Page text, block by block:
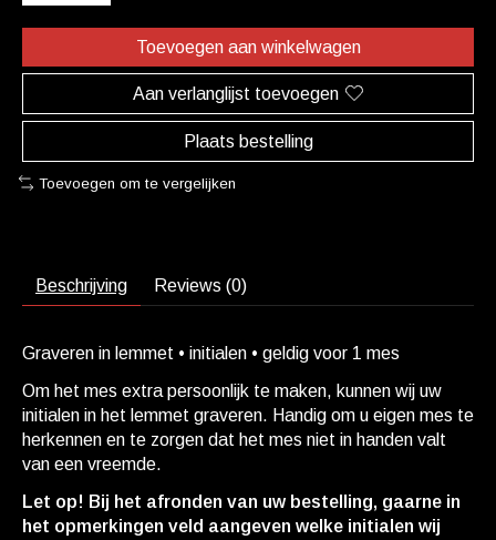
Toevoegen aan winkelwagen
Aan verlanglijst toevoegen
Plaats bestelling
Toevoegen om te vergelijken
Beschrijving Reviews (0)
Graveren in lemmet • initialen • geldig voor 1 mes
Om het mes extra persoonlijk te maken, kunnen wij uw
initialen in het lemmet graveren. Handig om u eigen mes te
herkennen en te zorgen dat het mes niet in handen valt
van een vreemde.
Let op! Bij het afronden van uw bestelling, gaarne in
het opmerkingen veld aangeven welke initialen wij